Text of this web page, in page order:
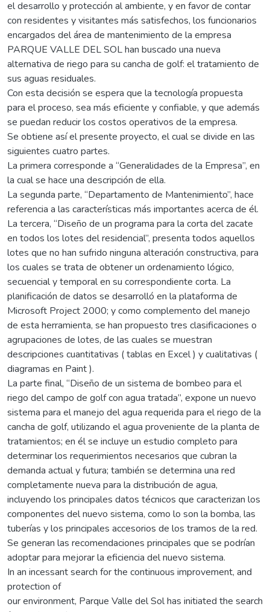
el desarrollo y protección al ambiente, y en favor de contar
con residentes y visitantes más satisfechos, los funcionarios
encargados del área de mantenimiento de la empresa
PARQUE VALLE DEL SOL han buscado una nueva
alternativa de riego para su cancha de golf: el tratamiento de
sus aguas residuales.
Con esta decisión se espera que la tecnología propuesta
para el proceso, sea más eficiente y confiable, y que además
se puedan reducir los costos operativos de la empresa.
Se obtiene así el presente proyecto, el cual se divide en las
siguientes cuatro partes.
La primera corresponde a “Generalidades de la Empresa”, en
la cual se hace una descripción de ella.
La segunda parte, “Departamento de Mantenimiento”, hace
referencia a las características más importantes acerca de él.
La tercera, “Diseño de un programa para la corta del zacate
en todos los lotes del residencial”, presenta todos aquellos
lotes que no han sufrido ninguna alteración constructiva, para
los cuales se trata de obtener un ordenamiento lógico,
secuencial y temporal en su correspondiente corta. La
planificación de datos se desarrolló en la plataforma de
Microsoft Project 2000; y como complemento del manejo
de esta herramienta, se han propuesto tres clasificaciones o
agrupaciones de lotes, de las cuales se muestran
descripciones cuantitativas ( tablas en Excel ) y cualitativas (
diagramas en Paint ).
La parte final, “Diseño de un sistema de bombeo para el
riego del campo de golf con agua tratada”, expone un nuevo
sistema para el manejo del agua requerida para el riego de la
cancha de golf, utilizando el agua proveniente de la planta de
tratamientos; en él se incluye un estudio completo para
determinar los requerimientos necesarios que cubran la
demanda actual y futura; también se determina una red
completamente nueva para la distribución de agua,
incluyendo los principales datos técnicos que caracterizan los
componentes del nuevo sistema, como lo son la bomba, las
tuberías y los principales accesorios de los tramos de la red.
Se generan las recomendaciones principales que se podrían
adoptar para mejorar la eficiencia del nuevo sistema.
In an incessant search for the continuous improvement, and
protection of
our environment, Parque Valle del Sol has initiated the search